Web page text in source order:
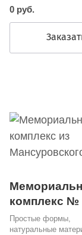
0 руб.
комплекс №
Простые формы,
натуральные